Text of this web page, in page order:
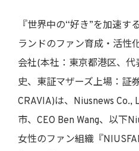
『世界中の“好き”を加速す
ランドのファン育成・活性
会社(本社：東京都港区、
史、東証マザーズ上場：証
CRAVIA)は、Niusnews
市、CEO Ben Wang、以下
女性のファン組織『